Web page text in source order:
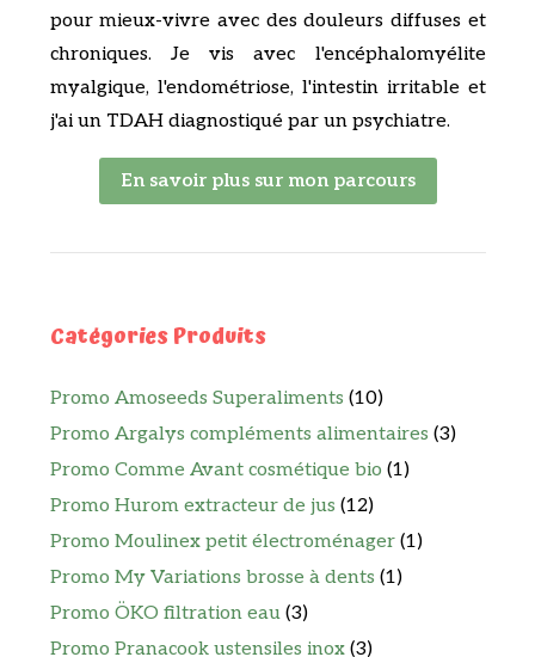
pour mieux-vivre avec des douleurs diffuses et
chroniques. Je vis avec l'encéphalomyélite
myalgique, l'endométriose, l'intestin irritable et
j'ai un TDAH diagnostiqué par un psychiatre.
En savoir plus sur mon parcours
Catégories Produits
Promo Amoseeds Superaliments (10)
Promo Argalys compléments alimentaires (3)
Promo Comme Avant cosmétique bio (1)
Promo Hurom extracteur de jus (12)
Promo Moulinex petit électroménager (1)
Promo My Variations brosse à dents (1)
Promo ÖKO filtration eau (3)
Promo Pranacook ustensiles inox (3)